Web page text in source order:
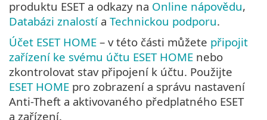
produktu ESET a odkazy na Online nápovědu,
Databázi znalostí a Technickou podporu.
Účet ESET HOME – v této části můžete připojit
zařízení ke svému účtu ESET HOME nebo
zkontrolovat stav připojení k účtu. Použijte
ESET HOME pro zobrazení a správu nastavení
Anti-Theft a aktivovaného předplatného ESET
a zařízení.